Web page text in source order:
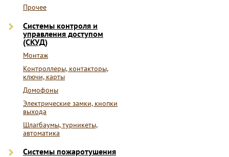
Прочее
Системы контроля и
управления доступом
(СКУД)
Монтаж
Контроллеры, контакторы,
ключи, карты
Домофоны
Электрические замки, кнопки
выхода
Шлагбаумы, турникеты,
автоматика
Системы пожаротушения